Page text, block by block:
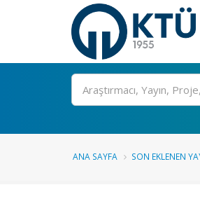
Ara
ANA SAYFA SON EKLENEN